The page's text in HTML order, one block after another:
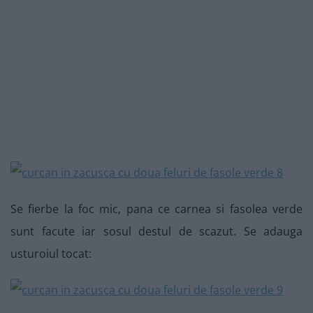
Se fierbe la foc mic, pana ce carnea si fasolea verde
sunt facute iar sosul destul de scazut. Se adauga
usturoiul tocat: